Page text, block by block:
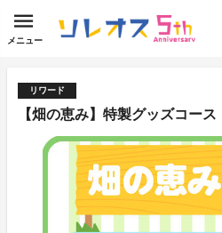
メニュー
リワード
【畑の恵み】特製グッズコース